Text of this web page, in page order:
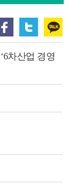
오
차산업 경영